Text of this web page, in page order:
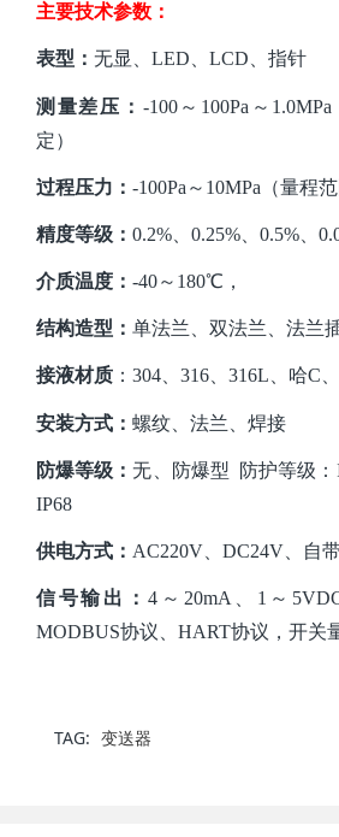
主要技术参数：
表型： 无显、 LED、LCD、指针
测量差压 ： -100～100Pa ～ 1.0
定）
过程压力： -100Pa ～ 10MPa（量程
精度等级： 0.2%、0.25%、0.5%、
介质温度： -40～180℃，
结构造型： 单法兰、双法兰、法兰
接液材质 ： 304、316、316L、哈C
安装方式： 螺纹、 法兰、 焊接
防爆等级：无、防爆型 防护等级：
IP68
供电方式： AC220V、DC24V、自
信号输出：4～20mA、1～5VDC
MODBUS协议、HART协议，开关
TAG: 变送器